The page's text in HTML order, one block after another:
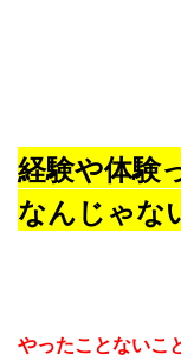
経験や体験
なんじゃな
やったことないこ